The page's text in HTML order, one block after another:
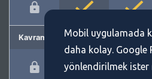
Kavram önermeMobil uygulamada
daha kolay. Google
yönlendirilmek ister